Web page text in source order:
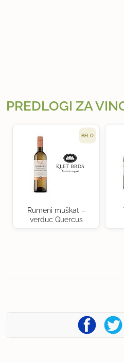
PREDLOGI ZA
BELO
Rumeni muškat –
verduc Quercus